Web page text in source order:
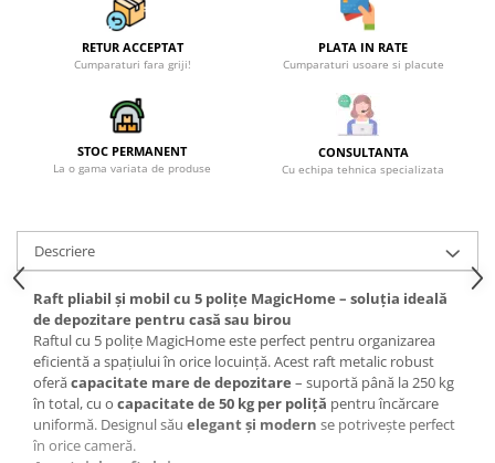
Aplice si plafoniere
Lustre si pendule
Accesorii corpuri de iluminat
Lampi de veghe copii
CRACIUN
Accesorii decorative
Caciuli
Figurine si decoratiuni Craciun
Globuri
Instalatii de Craciun
Lumanari si candele
RETUR ACCEPTAT
Cumparaturi fara griji!
PLATA IN RATE
Cumparaturi usoare si placute
STOC PERMANENT
La o gama variata de produse
CONSULTANTA
Cu echipa tehnica specializata
Descriere
Raft pliabil și mobil cu 5 polițe MagicHome – soluția ideală
de depozitare pentru casă sau birou
Raftul cu 5 polițe MagicHome este perfect pentru organizarea
eficientă a spațiului în orice locuință. Acest raft metalic robust
oferăcapacitate mare de depozitare – suportă până la 250 kg
în total, cu o capacitate de 50 kg per poliță pentru încărcare
uniformă. Designul său elegant și modern se potrivește perfect
în orice cameră.